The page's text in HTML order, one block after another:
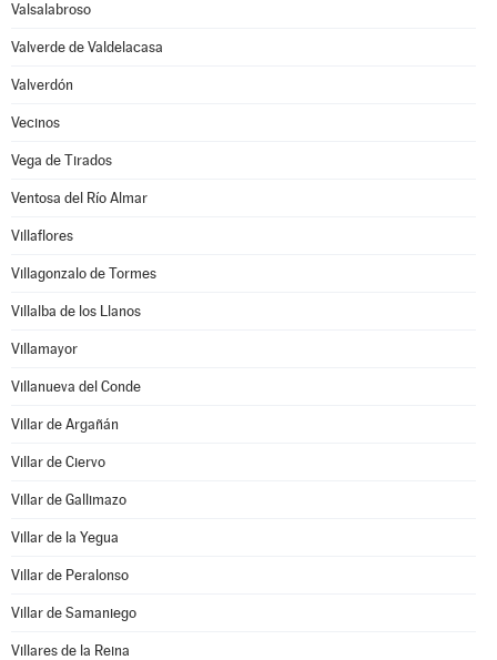
Valsalabroso
Valverde de Valdelacasa
Valverdón
Vecinos
Vega de Tirados
Ventosa del Río Almar
Villaflores
Villagonzalo de Tormes
Villalba de los Llanos
Villamayor
Villanueva del Conde
Villar de Argañán
Villar de Ciervo
Villar de Gallimazo
Villar de la Yegua
Villar de Peralonso
Villar de Samaniego
Villares de la Reina